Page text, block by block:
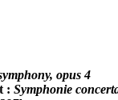
opus 4
: Symphonie